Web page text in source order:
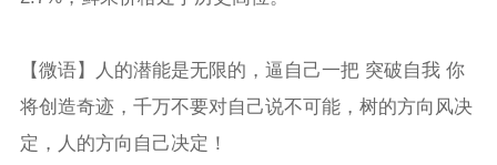
【微语】人的潜能是无限的，逼自己一把 突破自我 你
将创造奇迹，千万不要对自己说不可能，树的方向风决
定，人的方向自己决定！